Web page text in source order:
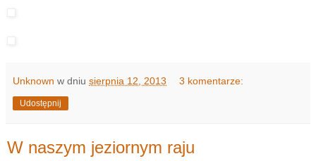
Unknown w dniu sierpnia 12, 2013 3 komentarze:
Udostępnij
W naszym jeziornym raju